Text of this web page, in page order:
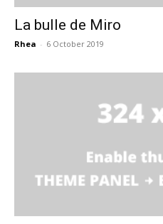
La bulle de Miro
Rhea - 6 October 2019